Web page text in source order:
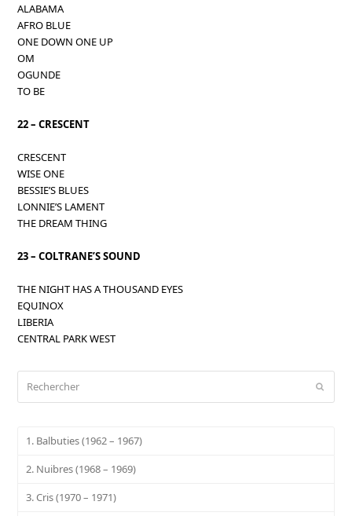
ALABAMA
AFRO BLUE
ONE DOWN ONE UP
OM
OGUNDE
TO BE
22 – CRESCENT
CRESCENT
WISE ONE
BESSIE’S BLUES
LONNIE’S LAMENT
THE DREAM THING
23 – COLTRANE’S SOUND
THE NIGHT HAS A THOUSAND EYES
EQUINOX
LIBERIA
CENTRAL PARK WEST
1. Balbuties (1962 – 1967)
2. Nuibres (1968 – 1969)
3. Cris (1970 – 1971)